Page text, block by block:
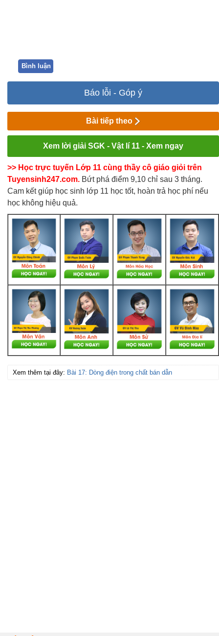
Bình luận
Báo lỗi - Góp ý
Bài tiếp theo
Xem lời giải SGK - Vật lí 11 - Xem ngay
>> Học trực tuyến Lớp 11 cùng thầy cô giáo giỏi trên
Tuyensinh247.com. Bứt phá điểm 9,10 chỉ sau 3 tháng.
Cam kết giúp học sinh lớp 11 học tốt, hoàn trả học phí nếu
học không hiệu quả.
Xem thêm tại đây: Bài 17: Dòng điện trong chất bán dẫn